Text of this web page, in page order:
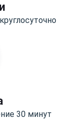
30 минут